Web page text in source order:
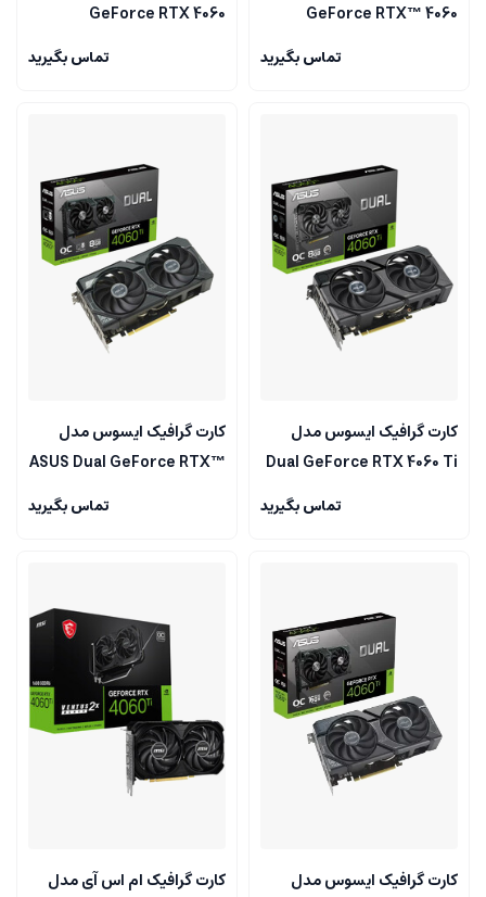
GeForce RTX™ 4060
تماس بگیرید
GeForce RTX 4060
VENTUS 2X BLACK 8G OC
تماس بگیرید
کارت گرافیک ایسوس مدل
Dual GeForce RTX 4060 Ti
تماس بگیرید
کارت گرافیک ایسوس مدل
ASUS Dual GeForce RTX™
4060 Ti SSD OC Edition
تماس بگیرید
کارت گرافیک ایسوس مدل
کارت گرافیک ام اس آی مدل